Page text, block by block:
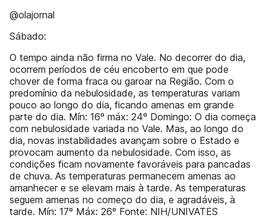
@olajornal
Sábado:
O tempo ainda não firma no Vale. No decorrer do dia,
ocorrem períodos de céu encoberto em que pode
chover de forma fraca ou garoar na Região. Com o
predomínio da nebulosidade, as temperaturas variam
pouco ao longo do dia, ficando amenas em grande
parte do dia. Mín: 16º máx: 24º Domingo: O dia começa
com nebulosidade variada no Vale. Mas, ao longo do
dia, novas instabilidades avançam sobre o Estado e
provocam aumento da nebulosidade. Com isso, as
condições ficam novamente favoráveis para pancadas
de chuva. As temperaturas permanecem amenas ao
amanhecer e se elevam mais à tarde. As temperaturas
seguem amenas no começo do dia, e agradáveis, à
tarde. Mín: 17º Máx: 26º Fonte: NIH/UNIVATES